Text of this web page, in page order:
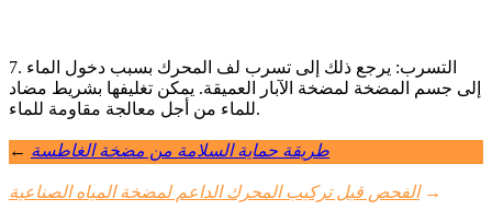
7. التسرب: يرجع ذلك إلى تسرب لف المحرك بسبب دخول الماء
إلى جسم المضخة لمضخة الآبار العميقة. يمكن تغليفها بشريط مضاد
للماء من أجل معالجة مقاومة للماء.
← طريقة حماية السلامة من مضخة الغاطسة
الفحص قبل تركيب المحرك الداعم لمضخة المياه الصناعية →